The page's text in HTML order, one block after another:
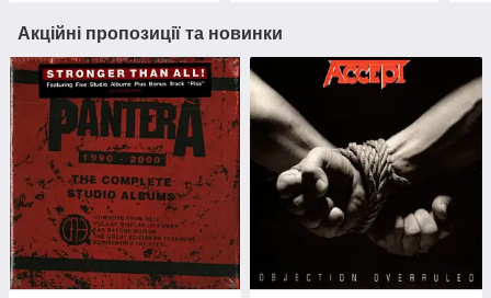
Акційні пропозиції та новинки